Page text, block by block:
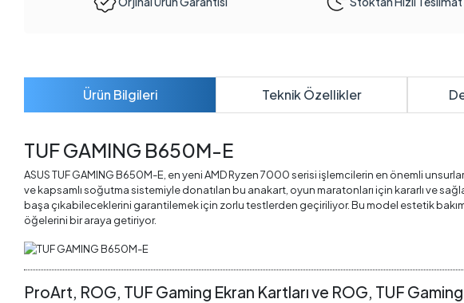
Ürün Bilgileri Teknik Özellikler
TUF GAMING B650M-E
ASUS TUF GAMING B650M-E, en yeni AMD Ryzen 7000 serisi işlemcilerin en önemli
ve kapsamlı soğutma sistemiyle donatılan bu anakart, oyun maratonları için kararlı ve
başa çıkabileceklerini garantilemek için zorlu testlerden geçiriliyor. Bu model estetik
öğelerini bir araya getiriyor.
ProArt, ROG, TUF Gaming Ekran Kartları ve ROG, TUF